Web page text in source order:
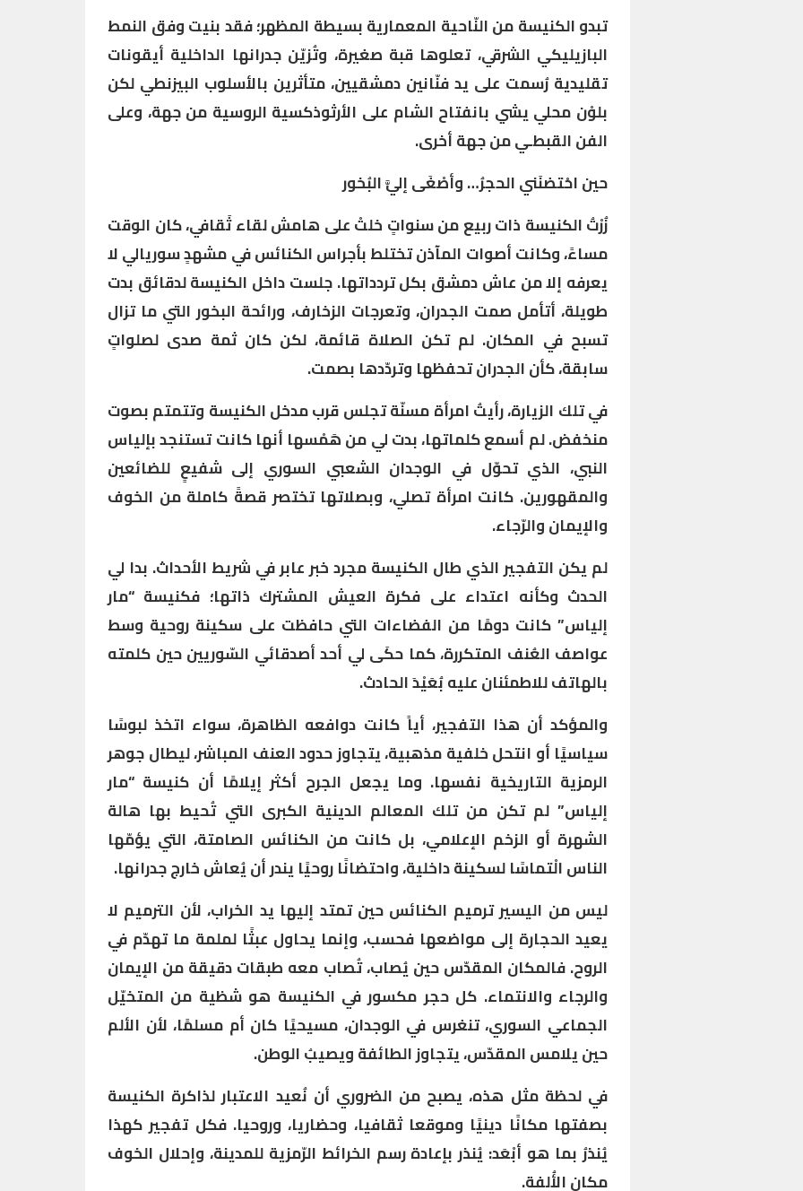
تبدو الكنيسة من النّاحية المعمارية بسيطة المظهر؛ فقد بنيت وفق النمط
البازيليكي الشرقي، تعلوها قبة صغيرة، وتُزيّن جدرانها الداخلية أيقونات
تقليدية رُسمت على يد فنّانين دمشقيين، متأثرين بالأسلوب البيزنطي لكن
بلوْن محلي يشي بانفتاح الشام على الأرثوذكسية الروسية من جهة، وعلى
الفن القبطـي من جهة أخرى.
حين احْتضنَني الحجرُ… وأصْغَى إليَّ البُخور
زُرْتُ الكنيسة ذات ربيع من سنواتٍ خلتْ على هامش لقاء ثَقافي، كان الوقت
مساءً، وكانت أصوات المآذن تختلط بأجراس الكنائس في مشهدٍ سوريالي لا
يعرفه إلا من عاش دمشق بكل تردداتها. جلست داخل الكنيسة لدقائق بدت
طويلة، أتأمل صمت الجدران، وتعرجات الزخارف، ورائحة البخور التي ما تزال
تسبح في المكان. لم تكن الصلاة قائمة، لكن كان ثمة صدى لصلواتٍ
سابقة، كأن الجدران تحفظها وتردّدها بصمت.
في تلك الزيارة، رأيتُ امرأة مسنّة تجلس قرب مدخل الكنيسة وتتمتم بصوت
منخفض. لم أسمع كلماتها، بدت لي من هَمْسها أنها كانت تستنجد بإلياس
النبي، الذي تحوّل في الوجدان الشعبي السوري إلى شفيعٍ للضائعين
والمقهورين. كانت امرأة تصلي، وبصلاتها تختصر قصةً كاملة من الخوف
والإيمان والرّجاء.
لم يكن التفجير الذي طال الكنيسة مجرد خبر عابر في شريط الأحداث. بدا لي
الحدث وكأنه اعتداء على فكرة العيش المشترك ذاتها؛ فكنيسة “مار
إلياس” كانت دومًا من الفضاءات التي حافظت على سكينة روحية وسط
عواصف العُنف المتكررة، كما حكَى لي أحد أصدقائي السّوريين حين كلمته
بالهاتف للاطمئنان عليه بُعَيْدَ الحادث.
والمؤكد أن هذا التفجير، أياً كانت دوافعه الظاهرة، سواء اتخذ لبوسًا
سياسيًا أو انتحل خلفية مذهبية، يتجاوز حدود العنف المباشر، ليطال جوهر
الرمزية التاريخية نفسها. وما يجعل الجرح أكثر إيلامًا أن كنيسة “مار
إلياس” لم تكن من تلك المعالم الدينية الكبرى التي تُحيط بها هالة
الشهرة أو الزخم الإعلامي، بل كانت من الكنائس الصامتة، التي يؤمّها
الناس الْتماسًا لسكينة داخلية، واحتضانًا روحيًا يندر أن يُعاش خارج جدرانها.
ليس من اليسير ترميم الكنائس حين تمتد إليها يد الخراب، لأن الترميم لا
يعيد الحجارة إلى مواضعها فحسب، وإنما يحاول عبثًا لملمة ما تهدّم في
الروح. فالمكان المقدّس حين يُصاب، تُصاب معه طبقات دقيقة من الإيمان
والرجاء والانتماء. كل حجر مكسور في الكنيسة هو شظية من المتخيّل
الجماعي السوري، تنغرس في الوجدان، مسيحيًا كان أم مسلمًا، لأن الألم
حين يلامس المقدّس، يتجاوز الطائفة ويصيبُ الوطن.
في لحظة مثل هذه، يصبح من الضروري أن نُعيد الاعتبار لذاكرة الكنيسة
بصفتها مكانًا دينيًا وموقعا ثقافيا، وحضاريا، وروحيا. فكل تفجير كهذا
يُنذرُ بما هو أبْعَد: يُنذر بإعادة رسم الخرائط الرّمزية للمدينة، وإحلال الخوف
مكان الأُلفة.